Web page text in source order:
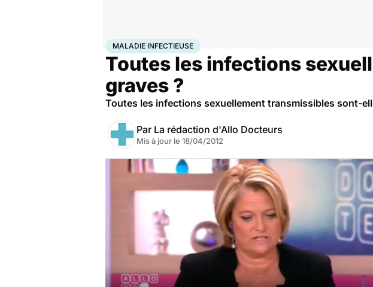
AccueilBien-êtreSexoMaladie infectieuse
MALADIE INFECTIEUSE
Toutes les infections
graves ?
Toutes les infections sexuellement transmissibles sont-
Par La rédaction d'Allo Docteurs
Mis à jour le 18/04/2012